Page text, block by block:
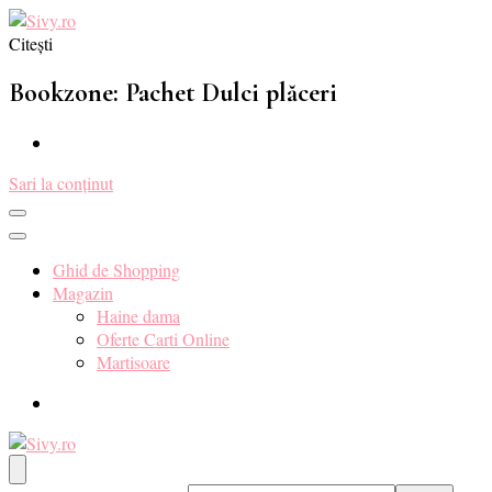
Sivy.ro ❤️
Sivy.ro este un sursa de inspiratie si un ghid de cumparare online
Citești
Bookzone: Pachet Dulci plăceri
Sari la conținut
Ghid de Shopping
Magazin
Haine dama
Oferte Carti Online
Martisoare
Sivy.ro ❤️
Sivy.ro este un sursa de inspiratie si un ghid de cumparare online